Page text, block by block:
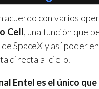
acuerdo con varios
Cell, una función que
SpaceX y así poder
directa al cielo.
Entel es el único